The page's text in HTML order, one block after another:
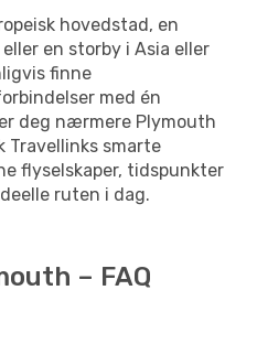
hovedstad, en
en storby i Asia eller
finne
med én
deg nærmere Plymouth
Travellinks smarte
flyselskaper, tidspunkter
ruten i dag.
– FAQ